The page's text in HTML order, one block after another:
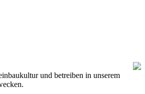
und betreiben in unserem